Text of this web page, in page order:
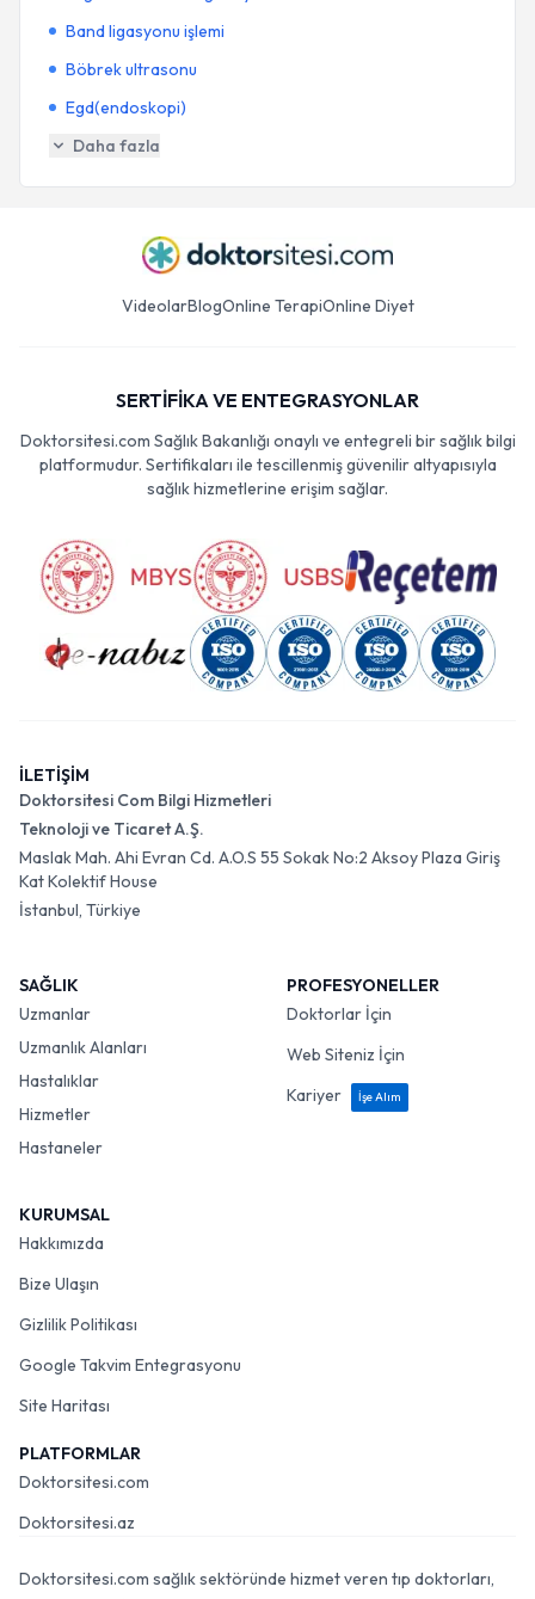
Band ligasyonu işlemi
Böbrek ultrasonu
Egd(endoskopi)
Daha fazla
VideolarBlogOnline TerapiOnline Diyet
SERTİFİKA VE ENTEGRASYONLAR
Doktorsitesi.com Sağlık Bakanlığı onaylı ve entegreli bir sağlık bilgi
platformudur. Sertifikaları ile tescillenmiş güvenilir altyapısıyla
sağlık hizmetlerine erişim sağlar.
İLETİŞİM
Doktorsitesi Com Bilgi Hizmetleri
Teknoloji ve Ticaret A.Ş.
Maslak Mah. Ahi Evran Cd. A.O.S 55 Sokak No:2 Aksoy Plaza Giriş
Kat Kolektif House
İstanbul, Türkiye
SAĞLIK
Uzmanlar
Uzmanlık Alanları
Hastalıklar
Hizmetler
Hastaneler
PROFESYONELLER
Doktorlar İçin
Web Siteniz İçin
Kariyer
İşe Alım
KURUMSAL
Hakkımızda
Bize Ulaşın
Gizlilik Politikası
Google Takvim Entegrasyonu
Site Haritası
PLATFORMLAR
Doktorsitesi.com
Doktorsitesi.az
Doktorsitesi.com sağlık sektöründe hizmet veren tıp doktorları,